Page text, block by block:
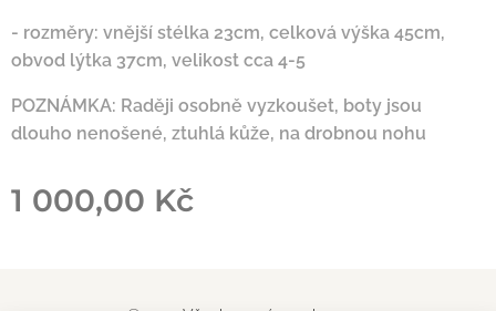
- rozměry: vnější stélka 23cm, celková výška 45cm,
obvod lýtka 37cm, velikost cca 4-5
POZNÁMKA: Raději osobně vyzkoušet, boty jsou
dlouho nenošené, ztuhlá kůže, na drobnou nohu
1 000,00 Kč